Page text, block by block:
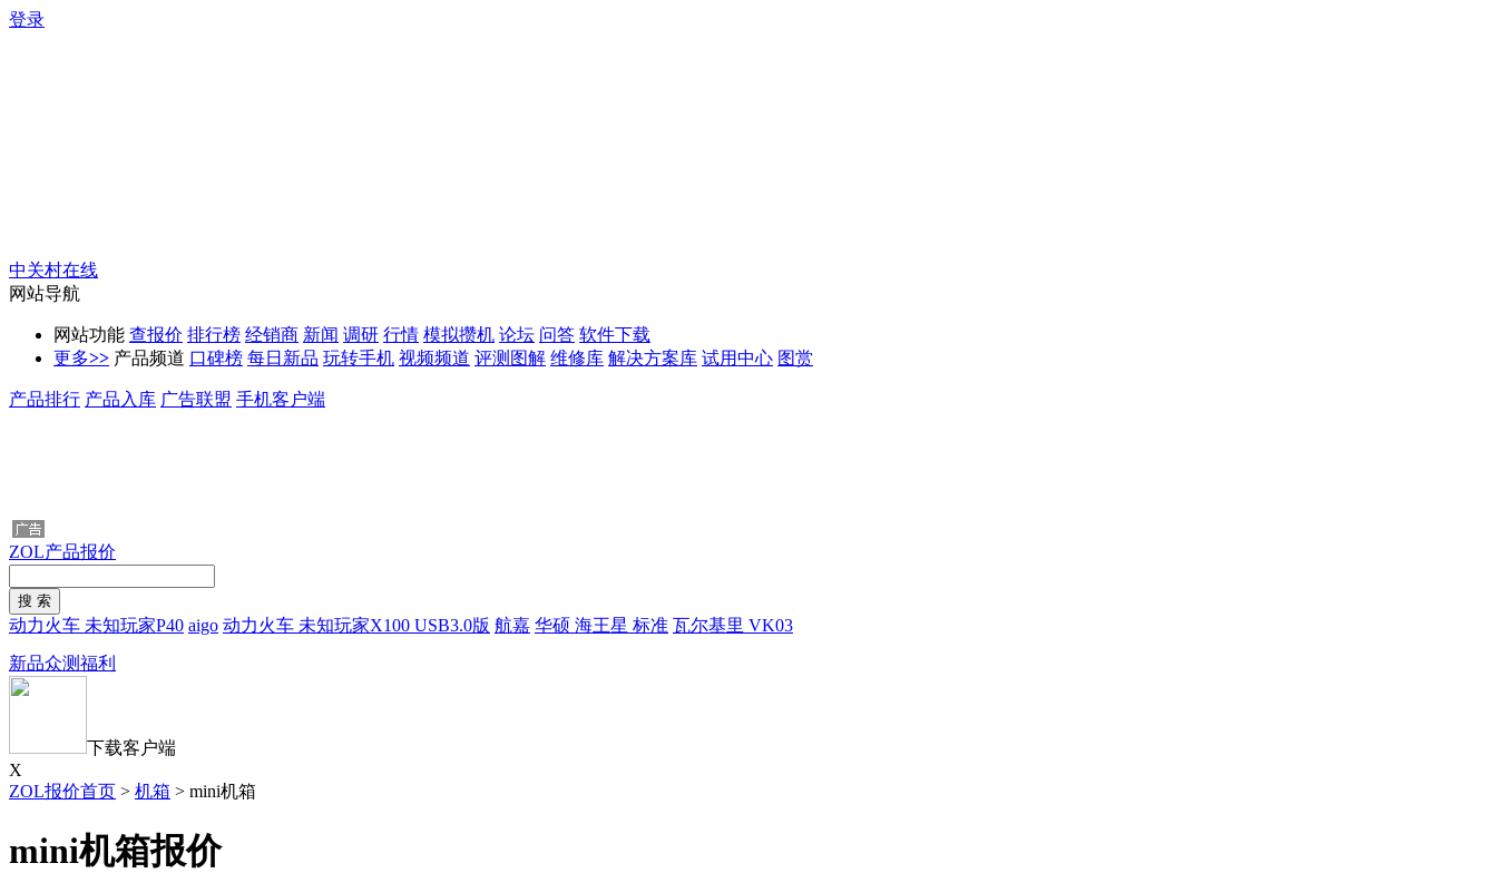
登录
中关村在线
网站导航
网站功能 查报价 排行榜 经销商 新闻 调研 行情 模拟攒机 论坛 问答 软件下载
更多>> 产品频道 口碑榜 每日新品 玩转手机 视频频道 评测图解 维修库 解决方案库 试用中心 图赏
产品排行 产品入库 广告联盟 手机客户端
ZOL产品报价
动力火车 未知玩家P40 aigo 动力火车 未知玩家X100 USB3.0版 航嘉 华硕 海王星 标准 瓦尔基里 VK03
新品众测福利
下载客户端
X
ZOL报价首页 > 机箱 > mini机箱
mini机箱报价